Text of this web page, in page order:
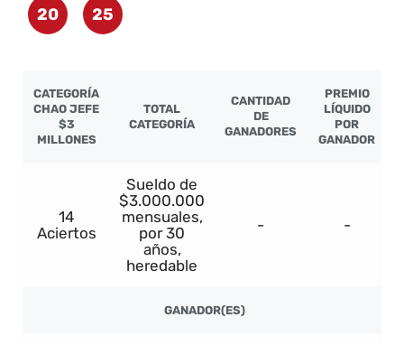
20 25
CATEGORÍA
CHAO JEFE
$3
MILLONES
TOTAL
CATEGORÍA
CANTIDAD
DE
GANADORES
PREMIO
LÍQUIDO
POR
GANADOR
14
Aciertos
Sueldo de
$3.000.000
mensuales,
por 30
años,
heredable
- -
GANADOR(ES)